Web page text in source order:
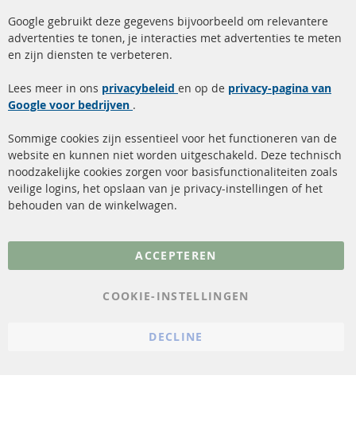
facebook
instagram
Snelle links
Roetfilter reiniging
Katalysator (KAT)
sensoren
FAQ
Kundenservice
Verzendingskosten
Contact
Annuleer contract
Gegevensbescherming
Google gebruikt deze gegevens bijvoorbeeld om relevantere
advertenties te tonen, je interacties met advertenties te meten
en zijn diensten te verbeteren.
Lees meer in ons privacybeleid en op de privacy-pagina van
Google voor bedrijven .
Sommige cookies zijn essentieel voor het functioneren van de
website en kunnen niet worden uitgeschakeld. Deze technisch
noodzakelijke cookies zorgen voor basisfunctionaliteiten zoals
veilige logins, het opslaan van je privacy-instellingen of het
behouden van de winkelwagen.
ACCEPTEREN
COOKIE-INSTELLINGEN
DECLINE